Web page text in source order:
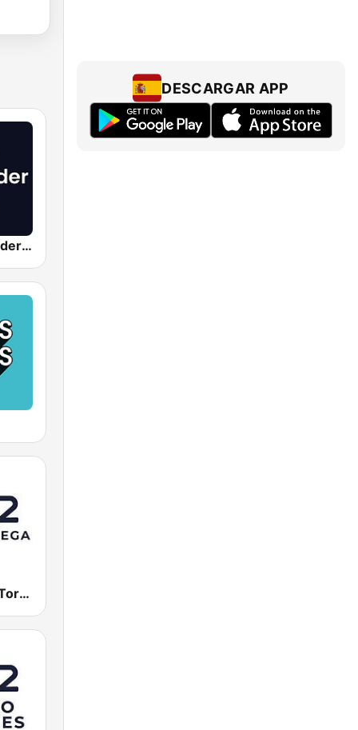
Radio Santander SER
Cadena SER Torrelavega
DESCARGAR APP